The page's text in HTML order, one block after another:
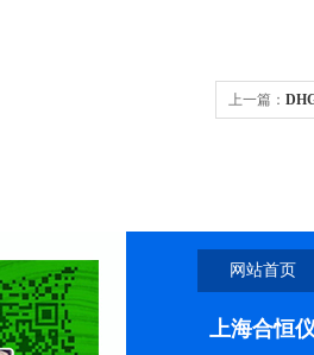
上一篇：
网站首页
上海合恒